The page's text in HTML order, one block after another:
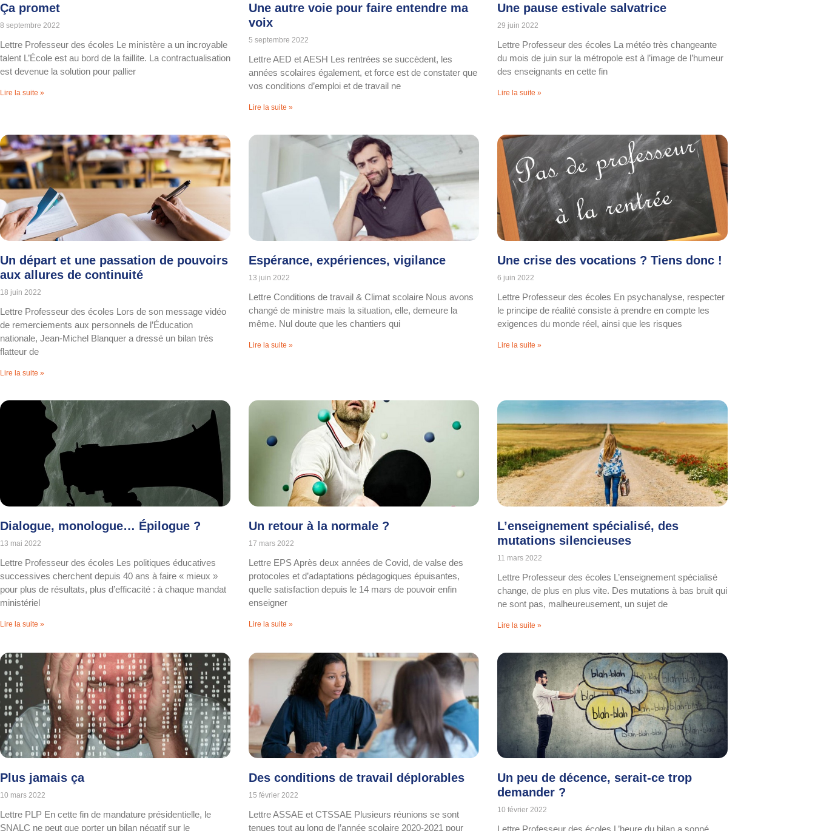
Ça promet
8 septembre 2022
Lettre Professeur des écoles Le ministère a un incroyable
talent L’École est au bord de la faillite. La contractualisation
est devenue la solution pour pallier
Lire la suite »
Une autre voie pour faire entendre ma
voix
5 septembre 2022
Lettre AED et AESH Les rentrées se succèdent, les
années scolaires également, et force est de constater que
vos conditions d’emploi et de travail ne
Lire la suite »
Une pause estivale salvatrice
29 juin 2022
Lettre Professeur des écoles La météo très changeante
du mois de juin sur la métropole est à l’image de l’humeur
des enseignants en cette fin
Lire la suite »
Un départ et une passation de pouvoirs
aux allures de continuité
18 juin 2022
Lettre Professeur des écoles Lors de son message vidéo
de remerciements aux personnels de l’Éducation
nationale, Jean-Michel Blanquer a dressé un bilan très
flatteur de
Lire la suite »
Espérance, expériences, vigilance
13 juin 2022
Lettre Conditions de travail & Climat scolaire Nous avons
changé de ministre mais la situation, elle, demeure la
même. Nul doute que les chantiers qui
Lire la suite »
Une crise des vocations ? Tiens donc !
6 juin 2022
Lettre Professeur des écoles En psychanalyse, respecter
le principe de réalité consiste à prendre en compte les
exigences du monde réel, ainsi que les risques
Lire la suite »
Dialogue, monologue… Épilogue ?
13 mai 2022
Lettre Professeur des écoles Les politiques éducatives
successives cherchent depuis 40 ans à faire « mieux »
pour plus de résultats, plus d’efficacité : à chaque mandat
ministériel
Lire la suite »
Un retour à la normale ?
17 mars 2022
Lettre EPS Après deux années de Covid, de valse des
protocoles et d’adaptations pédagogiques épuisantes,
quelle satisfaction depuis le 14 mars de pouvoir enfin
enseigner
Lire la suite »
L’enseignement spécialisé, des
mutations silencieuses
11 mars 2022
Lettre Professeur des écoles L’enseignement spécialisé
change, de plus en plus vite. Des mutations à bas bruit qui
ne sont pas, malheureusement, un sujet de
Lire la suite »
Plus jamais ça
10 mars 2022
Lettre PLP En cette fin de mandature présidentielle, le
SNALC ne peut que porter un bilan négatif sur le
Des conditions de travail déplorables
15 février 2022
Lettre ASSAE et CTSSAE Plusieurs réunions se sont
tenues tout au long de l’année scolaire 2020-2021 pour
Un peu de décence, serait-ce trop
demander ?
10 février 2022